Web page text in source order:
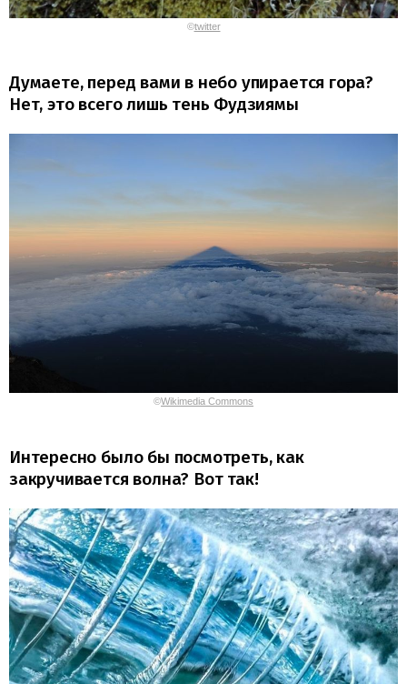
©twitter
Думаете, перед вами в небо упирается гора?
Нет, это всего лишь тень Фудзиямы
©Wikimedia Commons
Интересно было бы посмотреть, как
закручивается волна? Вот так!